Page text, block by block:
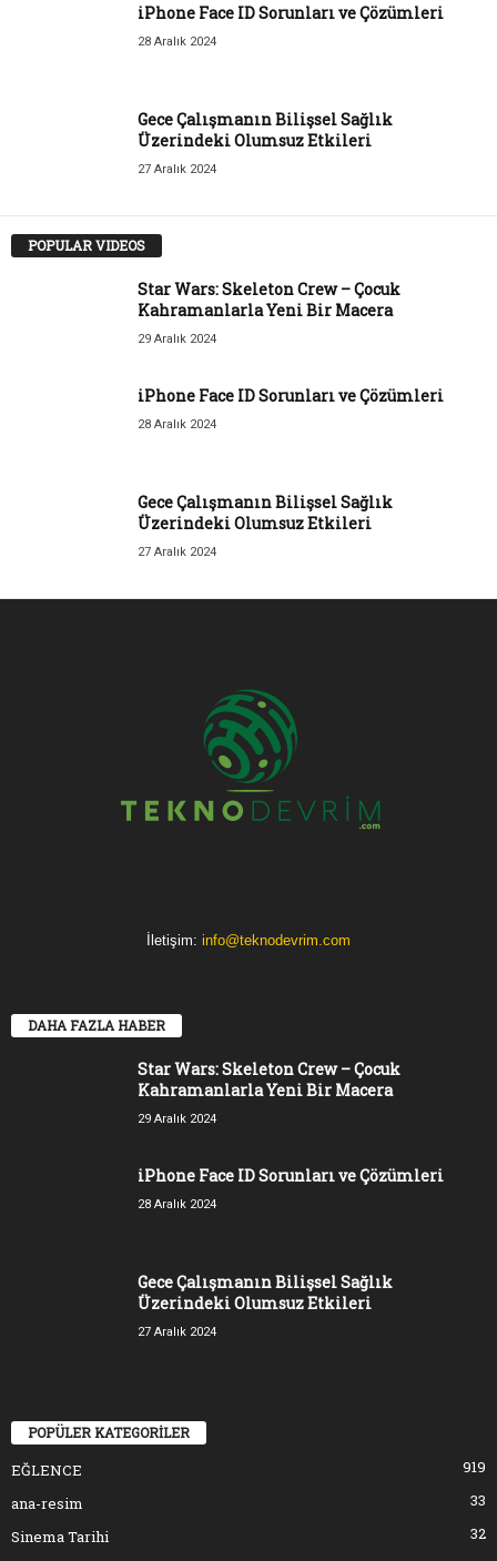
iPhone Face ID Sorunları ve Çözümleri
28 Aralık 2024
Gece Çalışmanın Bilişsel Sağlık
Üzerindeki Olumsuz Etkileri
27 Aralık 2024
POPULAR VIDEOS
Star Wars: Skeleton Crew – Çocuk
Kahramanlarla Yeni Bir Macera
29 Aralık 2024
iPhone Face ID Sorunları ve Çözümleri
28 Aralık 2024
Gece Çalışmanın Bilişsel Sağlık
Üzerindeki Olumsuz Etkileri
27 Aralık 2024
İletişim: info@teknodevrim.com
DAHA FAZLA HABER
Star Wars: Skeleton Crew – Çocuk
Kahramanlarla Yeni Bir Macera
29 Aralık 2024
iPhone Face ID Sorunları ve Çözümleri
28 Aralık 2024
Gece Çalışmanın Bilişsel Sağlık
Üzerindeki Olumsuz Etkileri
27 Aralık 2024
POPÜLER KATEGORİLER
EĞLENCE
919
ana-resim
33
Sinema Tarihi
32